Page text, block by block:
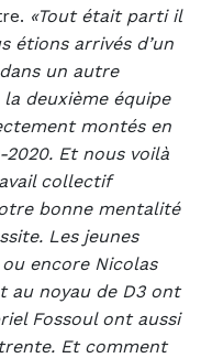
«Tout était parti il
étions arrivés d’un
un autre
deuxième équipe
montés en
2020. Et nous voilà
collectif
bonne mentalité
Les jeunes
ou encore Nicolas
au noyau de D3 ont
Fossoul ont aussi
Et comment